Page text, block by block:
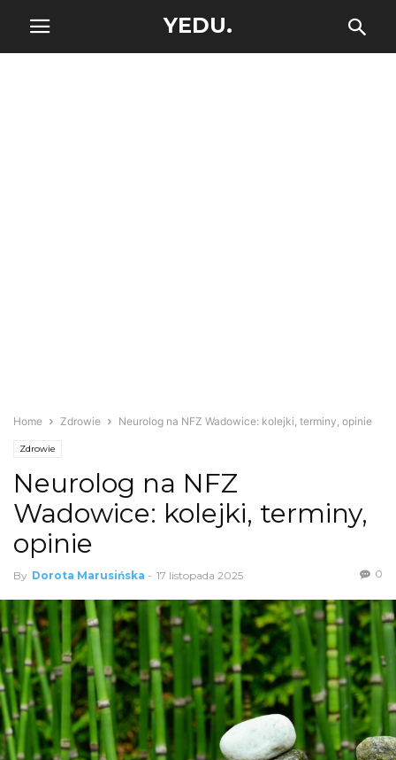
YEDU.
Home Zdrowie Neurolog na NFZ Wadowice: kolejki, terminy, opinie
Zdrowie
Neurolog na NFZ
Wadowice: kolejki, terminy,
opinie
By Dorota Marusińska - 17 listopada 2025 0